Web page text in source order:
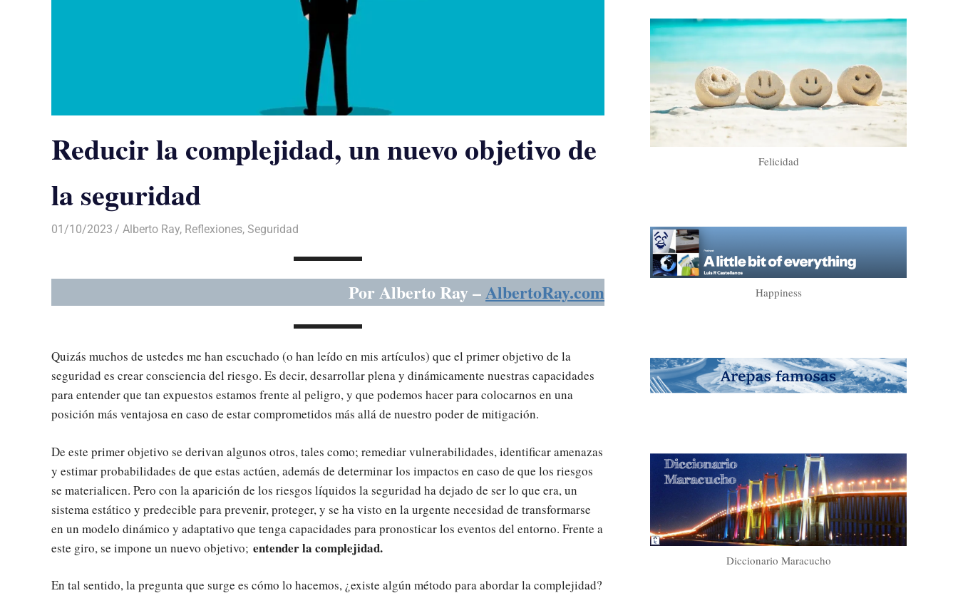
Reducir la complejidad, un nuevo objetivo de
la seguridad
01/10/2023 De todo un Poco
Alberto Ray, Reflexiones,Seguridad
Por Alberto Ray –AlbertoRay.com
Quizás muchos de ustedes me han escuchado (o han leído en mis artículos) que el primer objetivo de la
seguridad es crear consciencia del riesgo. Es decir, desarrollar plena y dinámicamente nuestras capacidades
para entender que tan expuestos estamos frente al peligro, y que podemos hacer para colocarnos en una
posición más ventajosa en caso de estar comprometidos más allá de nuestro poder de mitigación.
De este primer objetivo se derivan algunos otros, tales como; remediar vulnerabilidades, identificar amenazas
y estimar probabilidades de que estas actúen, además de determinar los impactos en caso de que los riesgos
se materialicen. Pero con la aparición de los riesgos líquidos la seguridad ha dejado de ser lo que era, un
sistema estático y predecible para prevenir, proteger, y se ha visto en la urgente necesidad de transformarse
en un modelo dinámico y adaptativo que tenga capacidades para pronosticar los eventos del entorno. Frente a
este giro, se impone un nuevo objetivo; entender la complejidad.
En tal sentido, la pregunta que surge es cómo lo hacemos, ¿existe algún método para abordar la complejidad?
Felicidad
Happiness
Diccionario Maracucho